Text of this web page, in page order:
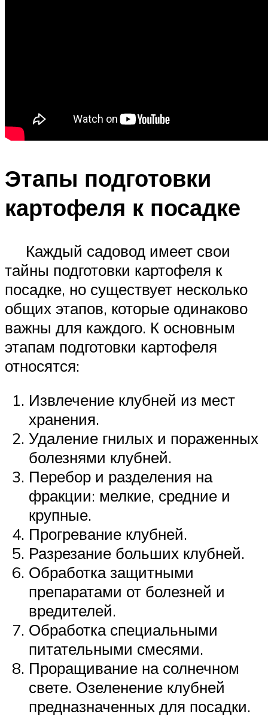
Этапы подготовки
картофеля к посадке
Каждый садовод имеет свои
тайны подготовки картофеля к
посадке, но существует несколько
общих этапов, которые одинаково
важны для каждого. К основным
этапам подготовки картофеля
относятся:
Извлечение клубней из мест
хранения.
Удаление гнилых и пораженных
болезнями клубней.
Перебор и разделения на
фракции: мелкие, средние и
крупные.
Прогревание клубней.
Разрезание больших клубней.
Обработка защитными
препаратами от болезней и
вредителей.
Обработка специальными
питательными смесями.
Проращивание на солнечном
свете. Озеленение клубней
предназначенных для посадки.